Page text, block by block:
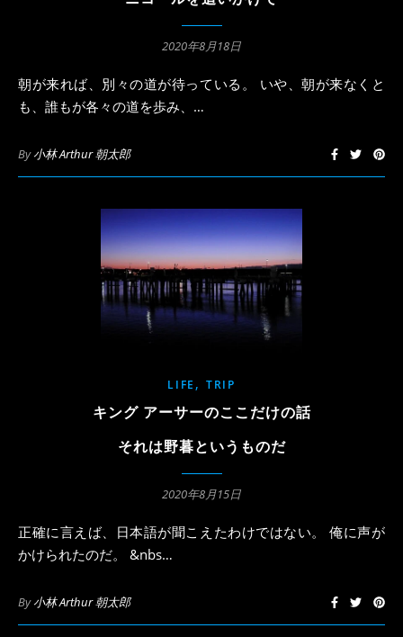
2020年8月18日
朝が来れば、別々の道が待っている。 いや、朝が来なくと
も、誰もが各々の道を歩み、…
By小林 Arthur 朝太郎
LIFE , TRIP
キング アーサーのここだけの話
それは野暮というものだ
2020年8月15日
正確に言えば、日本語が聞こえたわけではない。 俺に声が
かけられたのだ。 &nbs…
By小林 Arthur 朝太郎